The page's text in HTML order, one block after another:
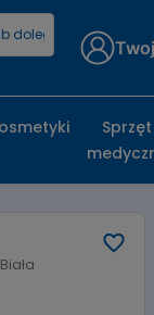
Sprzęt